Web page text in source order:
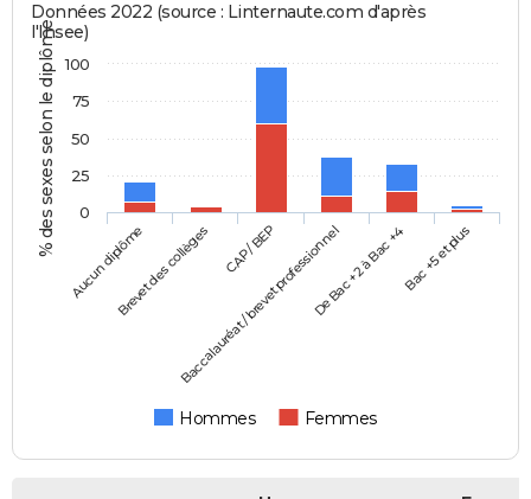
% des sexes selon le diplôme
Données 2022 (source : Linternaute.com d'après
l'Insee)
Hommes Femmes
Aucun diplômeBrevet des collèges CAP / BEP
Baccalauréat / brevet professionnelDe Bac +2 à Bac +4Bac +5 et plus
0
25
50
75
100